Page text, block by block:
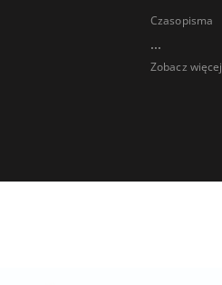
Czasopisma
...
Zobacz więcej